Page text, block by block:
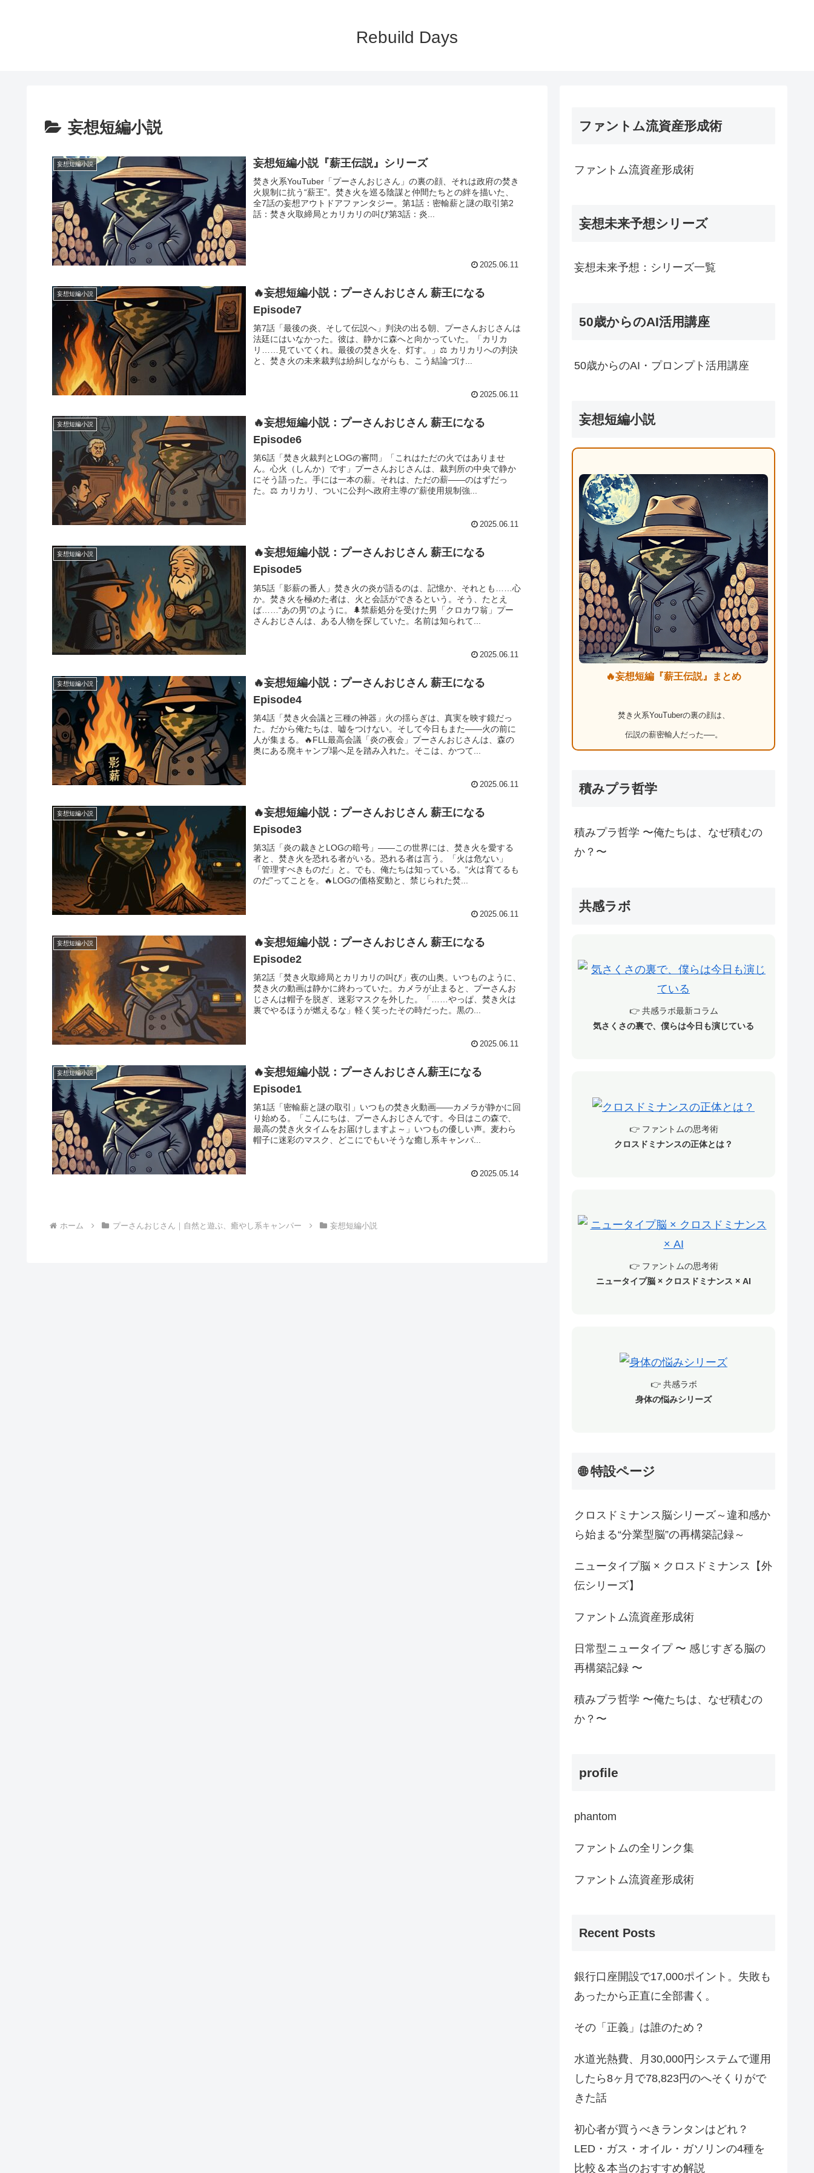
Rebuild Days
妄想短編小説
妄想短編小説 妄想短編小説『薪王伝説』シリーズ
焚き火系YouTuber「プーさんおじさん」の裏の顔、それは政府の焚き
火規制に抗う“薪王”。焚き火を巡る陰謀と仲間たちとの絆を描いた、
全7話の妄想アウトドアファンタジー。第1話：密輸薪と謎の取引第2
話：焚き火取締局とカリカリの叫び第3話：炎...
2025.06.11
妄想短編小説
🔥妄想短編小説：プーさんおじさん 薪王になる
Episode7
第7話「最後の炎、そして伝説へ」判決の出る朝、プーさんおじさんは
法廷にはいなかった。彼は、静かに森へと向かっていた。「カリカ
リ……見ていてくれ。最後の焚き火を、灯す。」⚖️ カリカリへの判決
と、焚き火の未来裁判は紛糾しながらも、こう結論づけ...
2025.06.11
妄想短編小説
🔥妄想短編小説：プーさんおじさん 薪王になる
Episode6
第6話「焚き火裁判とLOGの審問」「これはただの火ではありませ
ん。心火（しんか）です」プーさんおじさんは、裁判所の中央で静か
にそう語った。手には一本の薪。それは、ただの薪――のはずだっ
た。⚖️ カリカリ、ついに公判へ政府主導の“薪使用規制強...
2025.06.11
妄想短編小説
🔥妄想短編小説：プーさんおじさん 薪王になる
Episode5
第5話「影薪の番人」焚き火の炎が語るのは、記憶か、それとも……心
か。焚き火を極めた者は、火と会話ができるという。そう、たとえ
ば……“あの男”のように。🌲禁薪処分を受けた男「クロカワ翁」プー
さんおじさんは、ある人物を探していた。名前は知られて...
2025.06.11
妄想短編小説
🔥妄想短編小説：プーさんおじさん 薪王になる
Episode4
第4話「焚き火会議と三種の神器」火の揺らぎは、真実を映す鏡だっ
た。だから俺たちは、嘘をつけない。そして今日もまた――火の前に
人が集まる。🔥FLL最高会議「炎の夜会」プーさんおじさんは、森の
奥にある廃キャンプ場へ足を踏み入れた。そこは、かつて...
2025.06.11
妄想短編小説
🔥妄想短編小説：プーさんおじさん 薪王になる
Episode3
第3話「炎の裁きとLOGの暗号」――この世界には、焚き火を愛する
者と、焚き火を恐れる者がいる。恐れる者は言う。「火は危ない」
「管理すべきものだ」と。でも、俺たちは知っている。“火は育てるも
のだ”ってことを。🔥LOGの価格変動と、禁じられた焚...
2025.06.11
妄想短編小説
🔥妄想短編小説：プーさんおじさん 薪王になる
Episode2
第2話「焚き火取締局とカリカリの叫び」夜の山奥。いつものように、
焚き火の動画は静かに終わっていた。カメラが止まると、プーさんお
じさんは帽子を脱ぎ、迷彩マスクを外した。「……やっぱ、焚き火は
裏でやるほうが燃えるな」軽く笑ったその時だった。黒の...
2025.06.11
妄想短編小説
🔥妄想短編小説：プーさんおじさん薪王になる
Episode1
第1話「密輸薪と謎の取引」いつもの焚き火動画――カメラが静かに回
り始める。「こんにちは、プーさんおじさんです。今日はこの森で、
最高の焚き火タイムをお届けしますよ～」いつもの優しい声。麦わら
帽子に迷彩のマスク、どこにでもいそうな癒し系キャンパ...
2025.05.14
ホーム プーさんおじさん｜自然と遊ぶ、癒やし系キャンパー 妄想短編小説
ファントム流資産形成術
ファントム流資産形成術
妄想未来予想シリーズ
妄想未来予想：シリーズ一覧
50歳からのAI活用講座
50歳からのAI・プロンプト活用講座
妄想短編小説
🔥妄想短編『薪王伝説』まとめ
焚き火系YouTuberの裏の顔は、
伝説の薪密輸人だった──。
積みプラ哲学
積みプラ哲学 〜俺たちは、なぜ積むの
か？〜
共感ラボ
👉 共感ラボ最新コラム
気さくさの裏で、僕らは今日も演じている
👉 ファントムの思考術
クロスドミナンスの正体とは？
👉 ファントムの思考術
ニュータイプ脳 × クロスドミナンス × AI
👉 共感ラボ
身体の悩みシリーズ
🌐 特設ページ
クロスドミナンス脳シリーズ～違和感か
ら始まる“分業型脳”の再構築記録～
ニュータイプ脳 × クロスドミナンス【外
伝シリーズ】
ファントム流資産形成術
日常型ニュータイプ 〜 感じすぎる脳の
再構築記録 〜
積みプラ哲学 〜俺たちは、なぜ積むの
か？〜
profile
phantom
ファントムの全リンク集
ファントム流資産形成術
Recent Posts
銀行口座開設で17,000ポイント。失敗も
あったから正直に全部書く。
その「正義」は誰のため？
水道光熱費、月30,000円システムで運用
したら8ヶ月で78,823円のへそくりがで
きた話
初心者が買うべきランタンはどれ？
LED・ガス・オイル・ガソリンの4種を
比較＆本当のおすすめ解説